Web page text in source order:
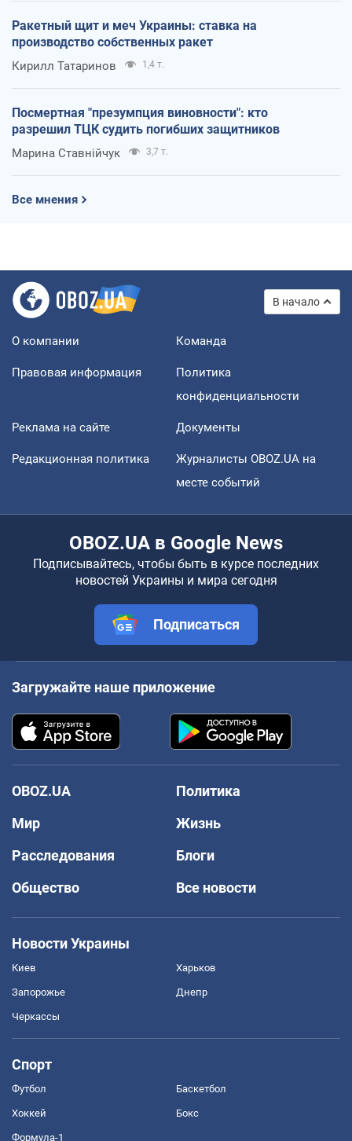
Ракетный щит и меч Украины: ставка на
производство собственных ракет
Кирилл Татаринов 1,4 т.
Посмертная "презумпция виновности": кто
разрешил ТЦК судить погибших защитников
Марина Ставнійчук 3,7 т.
Все мнения
В начало
О компании Команда
Правовая информация
Политика
конфиденциальности
Реклама на сайте Документы
Редакционная политика
Журналисты OBOZ.UA на
месте событий
OBOZ.UA в Google News
Подписывайтесь, чтобы быть в курсе последних
новостей Украины и мира сегодня
Подписаться
Загружайте наше приложение
OBOZ.UA
Политика
Мир
Жизнь
Расследования
Блоги
Общество
Все новости
Новости Украины
Киев Харьков
Запорожье Днепр
Черкассы
Спорт
Футбол Баскетбол
Хоккей Бокс
Формула-1